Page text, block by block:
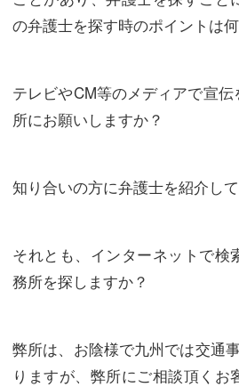
の弁護士を探す時のポイントは
テレビやCM等のメディアで宣
所にお願いしますか？
知り合いの方に弁護士を紹介し
それとも、インターネットで検
務所を探しますか？
弊所は、お陰様で九州では交通
りますが、弊所にご相談頂くお